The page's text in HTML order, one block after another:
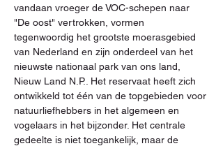
vandaan vroeger de VOC-schepen naar
"De oost" vertrokken, vormen
tegenwoordig het grootste moerasgebied
van Nederland en zijn onderdeel van het
nieuwste nationaal park van ons land,
Nieuw Land N.P.. Het reservaat heeft zich
ontwikkeld tot één van de topgebieden voor
natuurliefhebbers in het algemeen en
vogelaars in het bijzonder. Het centrale
gedeelte is niet toegankelijk, maar de